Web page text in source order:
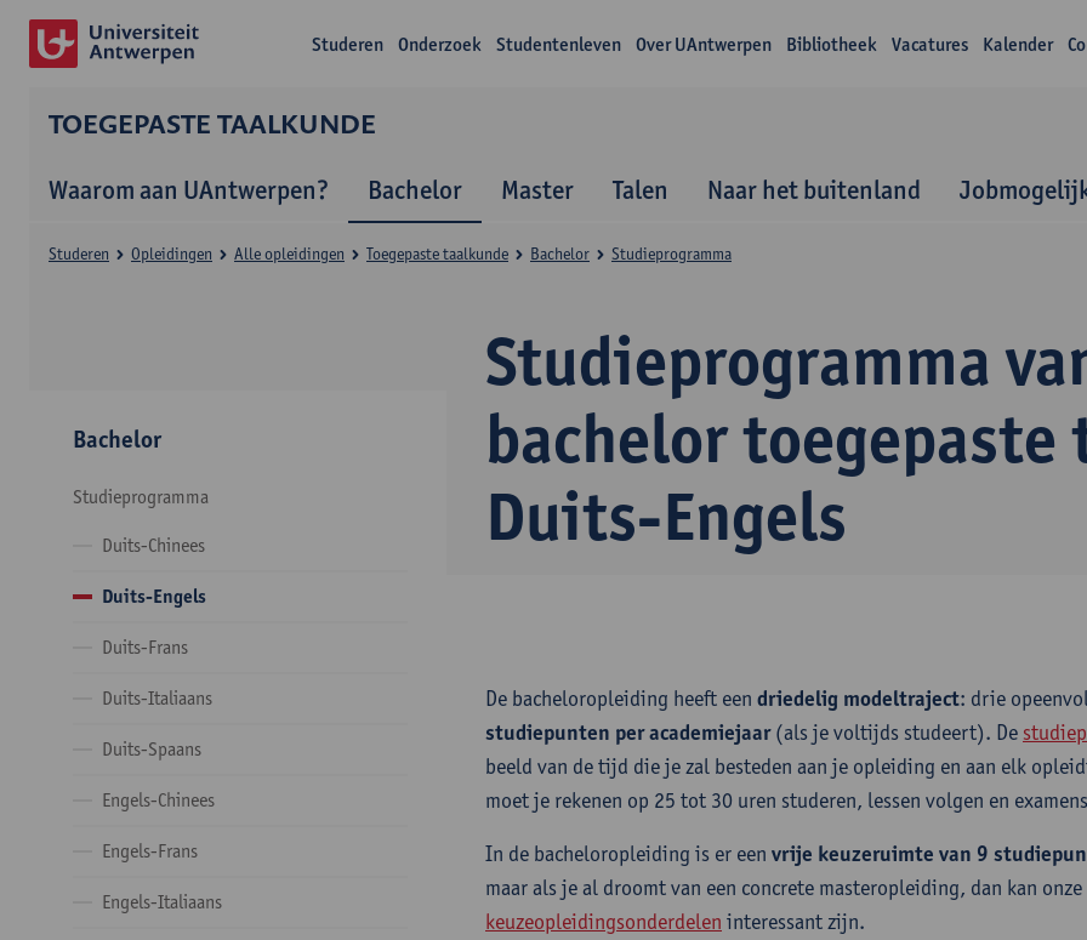
Studeren Onderzoek Studentenleven Over UAntwerpen Bibliotheek Vacatures Kalender
TOEGEPASTE TAALKUNDE
Waarom aan UAntwerpen? Bachelor Master Talen Naar het buitenland
Studieprogramma
bachelor
Duits-Engels
Studeren Opleidingen Alle opleidingen Toegepaste taalkunde Bachelor Studieprogramma
Bachelor
Studieprogramma
Duits-Chinees
Duits-Engels
Duits-Frans
Duits-Italiaans
Duits-Spaans
Engels-Chinees
Engels-Frans
Engels-Italiaans
De bacheloropleiding heeft een driedelig modeltraject: drie
studiepunten per academiejaar(als je voltijds studeert). De
beeld van de tijd die je zal besteden aan je opleiding en aan elk
moet je rekenen op 25 tot 30 uren studeren, lessen volgen en
In de bacheloropleiding is er een vrije keuzeruimte van 9
maar als je al droomt van een concrete masteropleiding, dan kan onze
keuzeopleidingsonderdelen interessant zijn.